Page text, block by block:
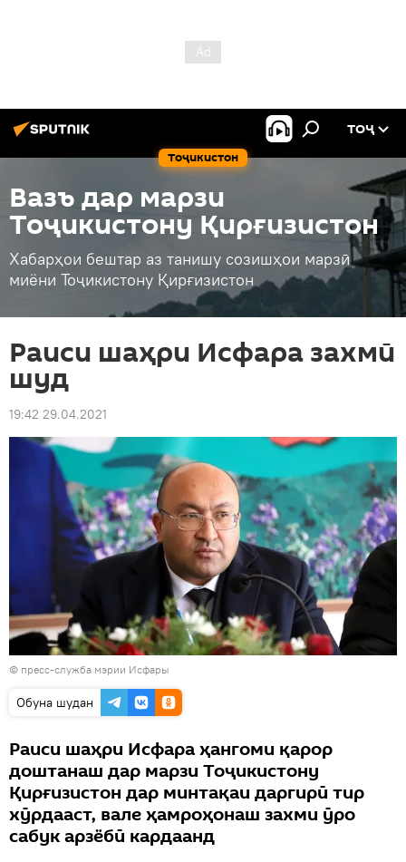
Тоҷикистон
ТОҶ
Вазъ дар марзи
Тоҷикистону Қирғизистон
Хабарҳои бештар аз танишу созишҳои марзӣ
миёни Тоҷикистону Қирғизистон
Раиси шаҳри Исфара захмӣ
шуд
19:42 29.04.2021
© пресс-служба мэрии Исфары
Обуна шудан
Раиси шаҳри Исфара ҳангоми қарор
доштанаш дар марзи Тоҷикистону
Қирғизистон дар минтақаи даргирӣ тир
хӯрдааст, вале ҳамроҳонаш захми ӯро
сабук арзёбӣ кардаанд